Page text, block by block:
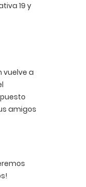
19 y
vuelve a
amigos